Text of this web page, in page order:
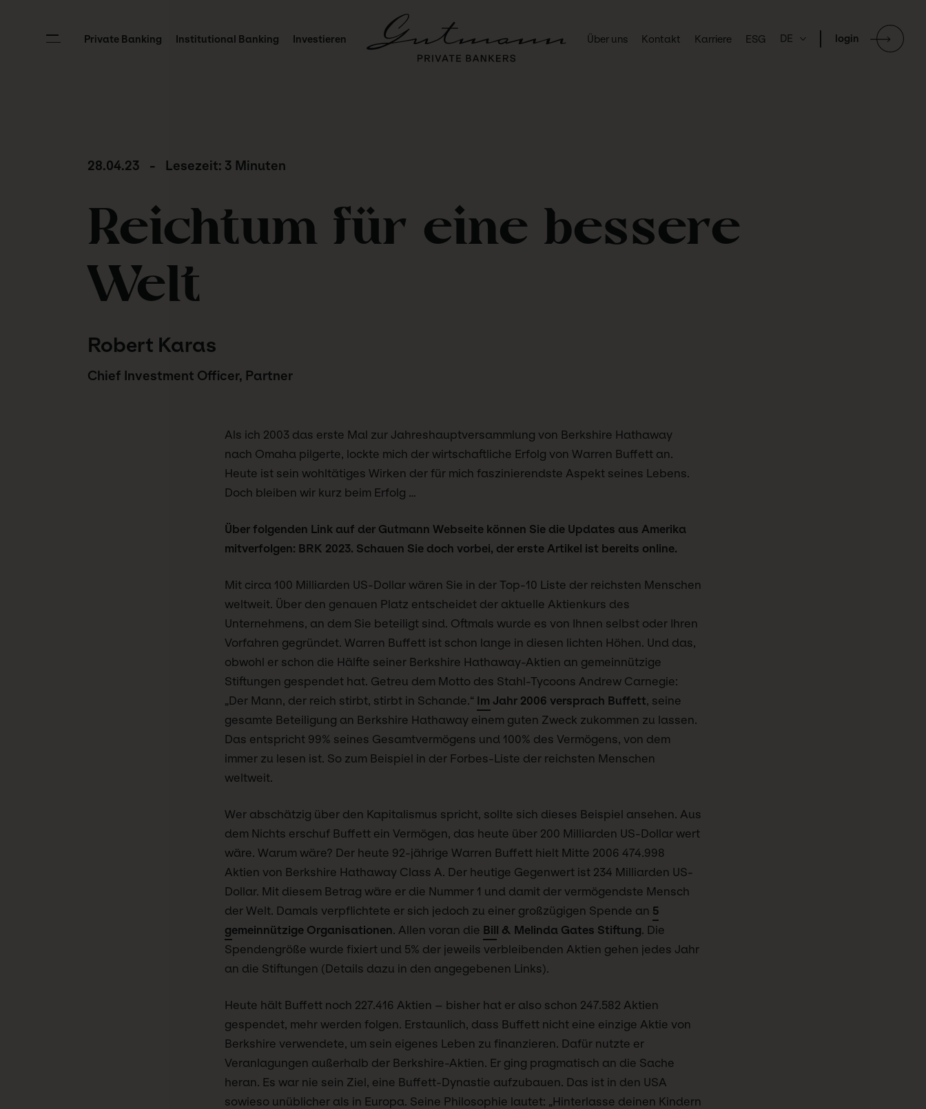
Private Banking Institutional Banking Investieren Über uns Kontakt Karriere ESG DE login
28.04.23 - Lesezeit: 3 Minuten
Reichtum für eine bessere
Welt
Robert Karas
Chief Investment Officer, Partner
Als ich 2003 das erste Mal zur Jahreshauptversammlung von Berkshire Hathaway
nach Omaha pilgerte, lockte mich der wirtschaftliche Erfolg von Warren Buffett an.
Heute ist sein wohltätiges Wirken der für mich faszinierendste Aspekt seines Lebens.
Doch bleiben wir kurz beim Erfolg …
Über folgenden Link auf der Gutmann Webseite können Sie die Updates aus Amerika
mitverfolgen: BRK 2023. Schauen Sie doch vorbei, der erste Artikel ist bereits online.
Mit circa 100 Milliarden US-Dollar wären Sie in der Top-10 Liste der reichsten Menschen
weltweit. Über den genauen Platz entscheidet der aktuelle Aktienkurs des
Unternehmens, an dem Sie beteiligt sind. Oftmals wurde es von Ihnen selbst oder Ihren
Vorfahren gegründet. Warren Buffett ist schon lange in diesen lichten Höhen. Und das,
obwohl er schon die Hälfte seiner Berkshire Hathaway-Aktien an gemeinnützige
Stiftungen gespendet hat. Getreu dem Motto des Stahl-Tycoons Andrew Carnegie:
„Der Mann, der reich stirbt, stirbt in Schande.“ Im Jahr 2006 versprach Buffett, seine
gesamte Beteiligung an Berkshire Hathaway einem guten Zweck zukommen zu lassen.
Das entspricht 99% seines Gesamtvermögens und 100% des Vermögens, von dem
immer zu lesen ist. So zum Beispiel in der Forbes-Liste der reichsten Menschen
weltweit.
Wer abschätzig über den Kapitalismus spricht, sollte sich dieses Beispiel ansehen. Aus
dem Nichts erschuf Buffett ein Vermögen, das heute über 200 Milliarden US-Dollar wert
wäre. Warum wäre? Der heute 92-jährige Warren Buffett hielt Mitte 2006 474.998
Aktien von Berkshire Hathaway Class A. Der heutige Gegenwert ist 234 Milliarden US-
Dollar. Mit diesem Betrag wäre er die Nummer 1 und damit der vermögendste Mensch
der Welt. Damals verpflichtete er sich jedoch zu einer großzügigen Spende an 5
gemeinnützige Organisationen. Allen voran die Bill & Melinda Gates Stiftung. Die
Spendengröße wurde fixiert und 5% der jeweils verbleibenden Aktien gehen jedes Jahr
an die Stiftungen (Details dazu in den angegebenen Links).
Heute hält Buffett noch 227.416 Aktien – bisher hat er also schon 247.582 Aktien
gespendet, mehr werden folgen. Erstaunlich, dass Buffett nicht eine einzige Aktie von
Berkshire verwendete, um sein eigenes Leben zu finanzieren. Dafür nutzte er
Veranlagungen außerhalb der Berkshire-Aktien. Er ging pragmatisch an die Sache
heran. Es war nie sein Ziel, eine Buffett-Dynastie aufzubauen. Das ist in den USA
sowieso unüblicher als in Europa. Seine Philosophie lautet: „Hinterlasse deinen Kindern